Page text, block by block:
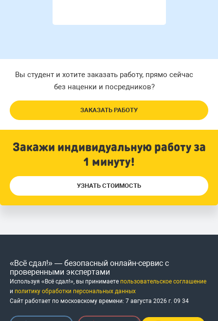
Вы студент и хотите заказать работу, прямо сейчас
без наценки и посредников?
ЗАКАЗАТЬ РАБОТУ
Закажи индивидуальную работу за
1 минуту!
УЗНАТЬ СТОИМОСТЬ
«Всё сдал!» — безопасный онлайн-сервис с
проверенными экспертами
Используя «Всё сдал!», вы принимаете пользовательское соглашение
и политику обработки персональных данных
Сайт работает по московскому времени: 7 августа 2026 г. 09 34